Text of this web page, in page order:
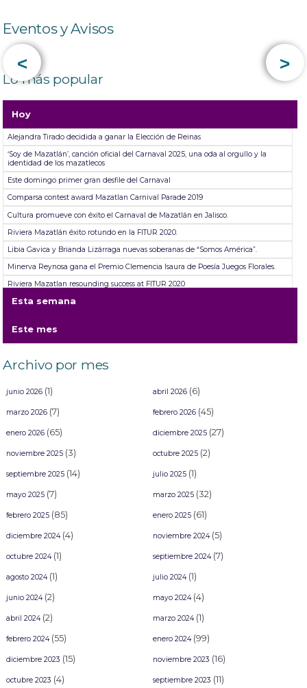
Eventos y Avisos
< >
Lo más popular
Hoy
Alejandra Tirado decidida a ganar la Elección de Reinas
‘Soy de Mazatlán’, canción oficial del Carnaval 2025, una oda al orgullo y la
identidad de los mazatlecos
Este domingo primer gran desfile del Carnaval
Comparsa contest award Mazatlan Carnival Parade 2019
Cultura promueve con éxito el Carnaval de Mazatlán en Jalisco.
Riviera Mazatlán éxito rotundo en la FITUR 2020.
Libia Gavica y Brianda Lizárraga nuevas soberanas de “Somos América”.
Minerva Reynosa gana el Premio Clemencia Isaura de Poesía Juegos Florales.
Riviera Mazatlan resounding success at FITUR 2020
Cultura da a conocer a los ganadores del Concurso de Comparsas
Esta semana
Este mes
Archivo por mes
junio 2026(1) abril 2026(6)
marzo 2026(7) febrero 2026(45)
enero 2026(65) diciembre 2025(27)
noviembre 2025(3) octubre 2025(2)
septiembre 2025(14) julio 2025(1)
mayo 2025(7) marzo 2025(32)
febrero 2025(85) enero 2025(61)
diciembre 2024(4) noviembre 2024(5)
octubre 2024(1) septiembre 2024(7)
agosto 2024(1) julio 2024(1)
junio 2024(2) mayo 2024(4)
abril 2024(2) marzo 2024(1)
febrero 2024(55) enero 2024(99)
diciembre 2023 (15) noviembre 2023 (16)
octubre 2023 (4) septiembre 2023 (11)